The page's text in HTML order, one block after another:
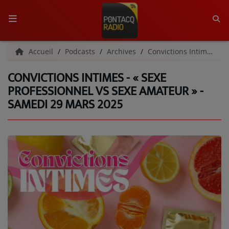
ACCUEIL
RADIO
QUI SOMMES-NOUS ?
L'ÉQUIPE
GRILLE DES PROGRAMMES
C'ÉTAIT QUOI CE TITRE ?
MÉDIAS
PODCASTS - SAISON 2026/2027
Accueil Podcasts Archives Convictions Intimes | Archives
CONVICTIONS INTIMES - « SEXE
PROFESSIONNEL VS SEXE AMATEUR » -
SAMEDI 29 MARS 2025